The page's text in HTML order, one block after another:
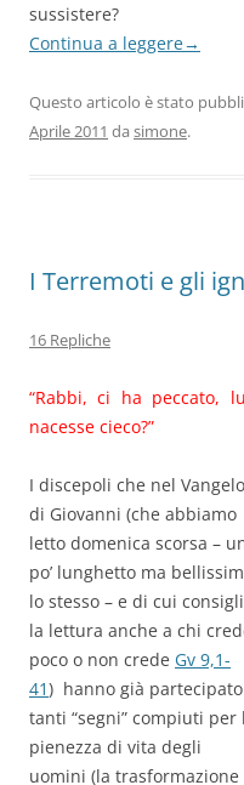
sussistere?
Continua a leggere→
Questo articolo è stato
Aprile 2011 da simone.
I Terremoti e gli
16 Repliche
“Rabbi, ci ha peccato,
nacesse cieco?”
I discepoli che nel Vangelo
di Giovanni (che abbiamo
letto domenica scorsa –
po’ lunghetto ma
lo stesso – e di cui
la lettura anche a chi
poco o non crede Gv 9,1-
41) hanno già
tanti “segni” compiuti per
pienezza di vita degli
uomini (la trasformazione